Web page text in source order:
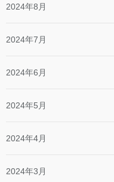
2024年8月
2024年7月
2024年6月
2024年5月
2024年4月
2024年3月